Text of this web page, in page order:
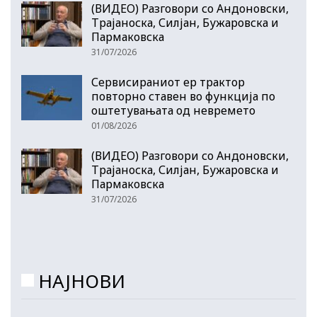
(ВИДЕО) Разговори со Андоновски,
Трајаноска, Силјан, Бужаровска и
Пармаковска
31/07/2026
Сервисираниот ер трактор
повторно ставен во функција по
оштетувањата од невремето
01/08/2026
(ВИДЕО) Разговори со Андоновски,
Трајаноска, Силјан, Бужаровска и
Пармаковска
31/07/2026
НАЈНОВИ